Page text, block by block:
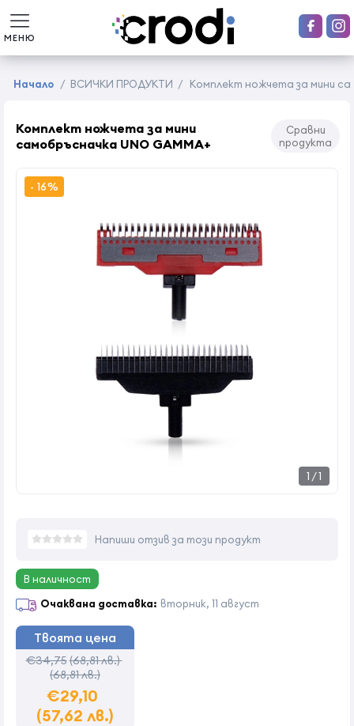
МЕНЮ
Начало / ВСИЧКИ ПРОДУКТИ / Комплект ножчета за мини
Комплект ножчета за мини
самобръсначка UNO GAMMA+
Сравни
продукта
1 /1
- 16%
Напиши отзив за този продукт
В наличност
Очаквана доставка: вторник, 11 август
Твоята цена
€34,75(68,81 лв.)
(68,81 лв.)
€29,10
(57,62 лв.)